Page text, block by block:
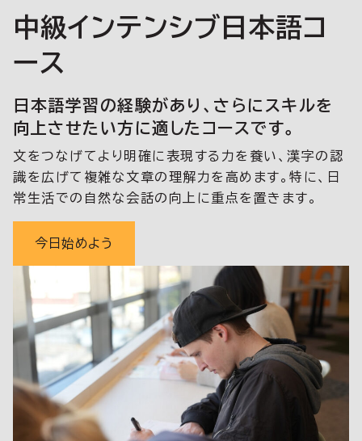
中級インテンシブ日本語コ
ース
日本語学習の経験があり、さらにスキルを
向上させたい方に適したコースです。
文をつなげてより明確に表現する力を養い、漢字の認
識を広げて複雑な文章の理解力を高めます。特に、日
常生活での自然な会話の向上に重点を置きます。
今日始めよう